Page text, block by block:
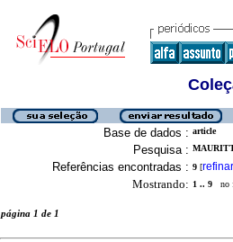
Base de dados : article
Pesquisa :
Referências encontradas : 9 [refinar
Mostrando: 1 .. 9 no
página 1 de 1